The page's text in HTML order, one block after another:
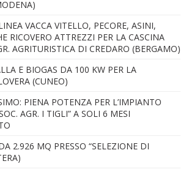
VACCA VITELLO, PECORE, ASINI,
RICOVERO ATTREZZI PER LA CASCINA
AGRITURISTICA DI CREDARO (BERGAMO)
E BIOGAS DA 100 KW PER LA
(CUNEO)
PIENA POTENZA PER L’IMPIANTO
AGR. I TIGLI” A SOLI 6 MESI
2.926 MQ PRESSO “SELEZIONE DI